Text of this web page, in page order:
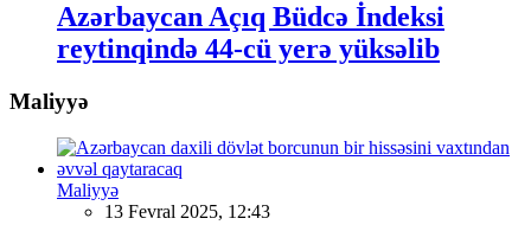
Azərbaycan Açıq Büdcə İndeksi
reytinqində 44-cü yerə yüksəlib
Maliyyə
Maliyyə
13 Fevral 2025, 12:43